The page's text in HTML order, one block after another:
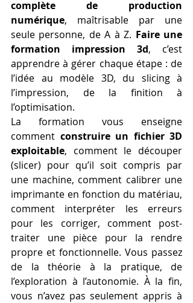
complète de production
numérique, maîtrisable par une
seule personne, de A à Z. Faire une
formation impression 3d, c’est
apprendre à gérer chaque étape : de
l’idée au modèle 3D, du slicing à
l’impression, de la finition à
l’optimisation.
La formation vous enseigne
comment construire un fichier 3D
exploitable, comment le découper
(slicer) pour qu’il soit compris par
une machine, comment calibrer une
imprimante en fonction du matériau,
comment interpréter les erreurs
pour les corriger, comment post-
traiter une pièce pour la rendre
propre et fonctionnelle. Vous passez
de la théorie à la pratique, de
l’exploration à l’autonomie. À la fin,
vous n’avez pas seulement appris à